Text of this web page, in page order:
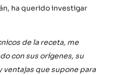
ha querido investigar
de la receta, me
con sus orígenes, su
que supone para